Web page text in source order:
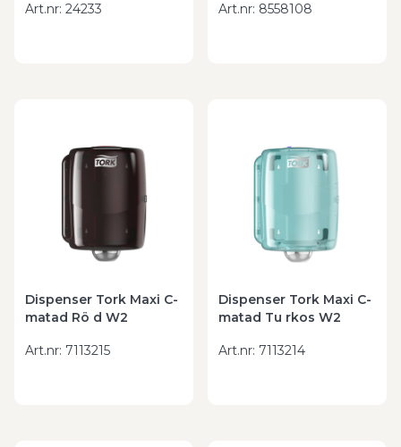
Art.nr: 24233 Art.nr: 8558108
Dispenser Tork Maxi C-
matad Rö d W2
Art.nr: 7113215
Dispenser Tork Maxi C-
matad Tu rkos W2
Art.nr: 7113214